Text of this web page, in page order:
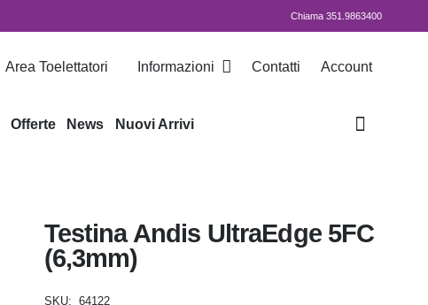
Chiama 351.9863400
Area Toelettatori Informazioni Contatti Account
Offerte News Nuovi Arrivi
Testina Andis UltraEdge 5FC
(6,3mm)
SKU: 64122